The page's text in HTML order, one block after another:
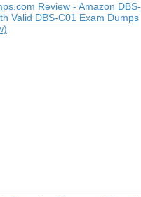
Review - Amazon DBS-
Valid DBS-C01 Exam Dumps